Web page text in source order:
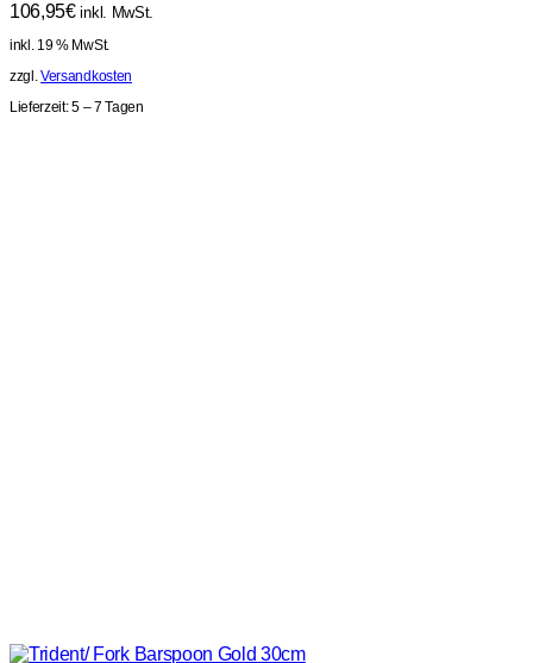
106,95€ inkl. MwSt.
inkl. 19 % MwSt.
zzgl.Versandkosten
Lieferzeit:5 – 7 Tagen